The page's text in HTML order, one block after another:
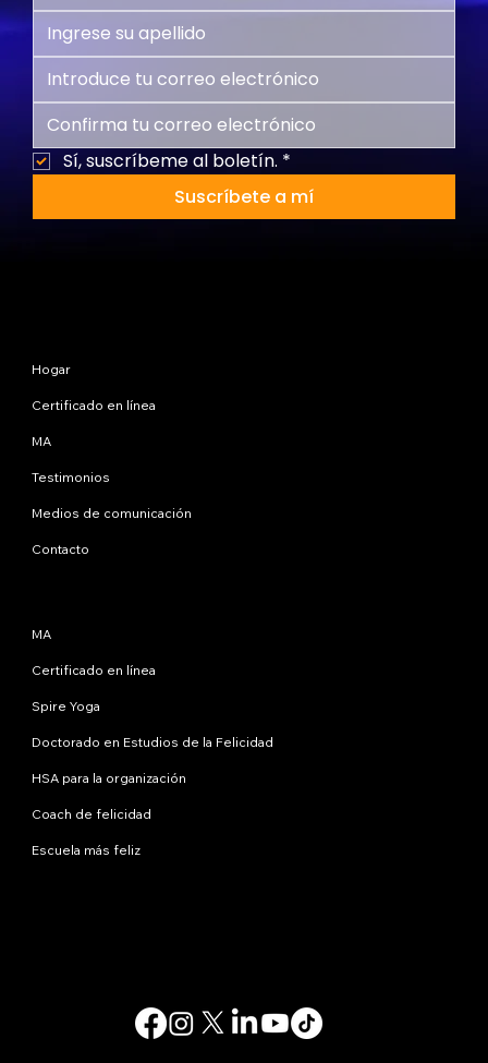
Sí, suscríbeme al boletín. *
Suscríbete a mí
Hogar
Certificado en línea
MA
Testimonios
Medios de comunicación
Contacto
MA
Certificado en línea
Spire Yoga
Doctorado en Estudios de la Felicidad
HSA para la organización
Coach de felicidad
Escuela más feliz